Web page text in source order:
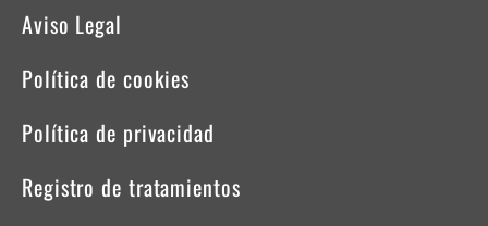
Aviso Legal
Política de cookies
Política de privacidad
Registro de tratamientos